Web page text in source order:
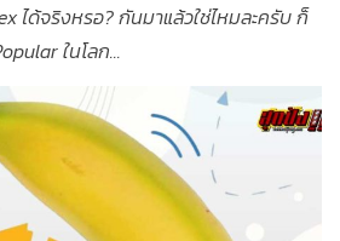
ได้จริงหรอ? กันมาแล้วใช่ไหมละครับ ก็
ในโลก...